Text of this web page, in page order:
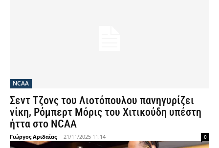
NCAA
Σεντ Τζονς του Λιοτόπουλου πανηγυρίζει
νίκη, Ρόμπερτ Μόρις του Χιτικούδη υπέστη
ήττα στο NCAA
Γιώργος Αριδαίας - 21/11/2025 11:14 0